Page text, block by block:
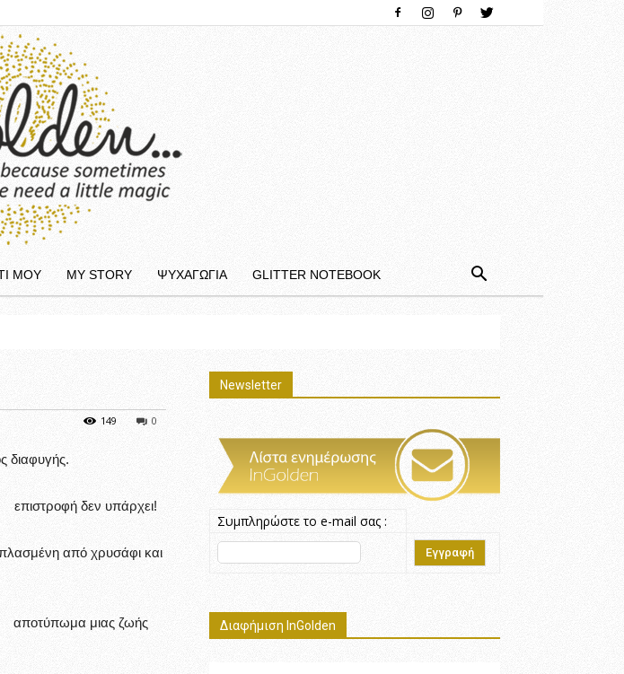
ΜΟΥ MY STORY ΨΥΧΑΓΩΓΙΑ GLITTER NOTEBOOK
0
149
υπάρχει!
και
μιας ζωής
Newsletter
Συμπληρώστε το e-mail σας :
Διαφήμιση InGolden